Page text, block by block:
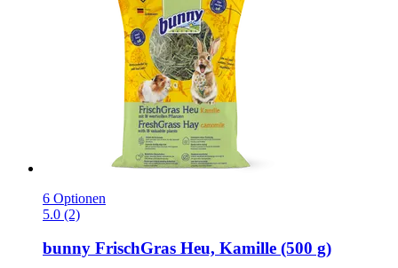
6 Optionen
5.0 (2)
bunny FrischGras Heu, Kamille (500 g)